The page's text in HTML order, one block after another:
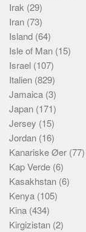
Irak (29)
Iran (73)
Island (64)
Isle of Man (15)
Israel (107)
Italien (829)
Jamaica (3)
Japan (171)
Jersey (15)
Jordan (16)
Kanariske Øer (77)
Kap Verde (6)
Kasakhstan (6)
Kenya (105)
Kina (434)
Kirgizistan (2)